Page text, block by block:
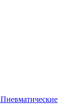
Пневматические